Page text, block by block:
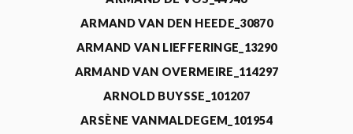
ARMAND VAN DEN HEEDE_30870
ARMAND VAN LIEFFERINGE_13290
ARMAND VAN OVERMEIRE_114297
ARNOLD BUYSSE_101207
ARSÈNE VANMALDEGEM_101954